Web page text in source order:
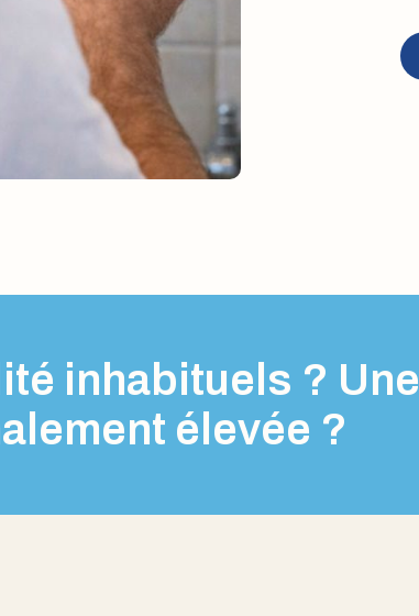
inhabituels ? Une
élevée ?